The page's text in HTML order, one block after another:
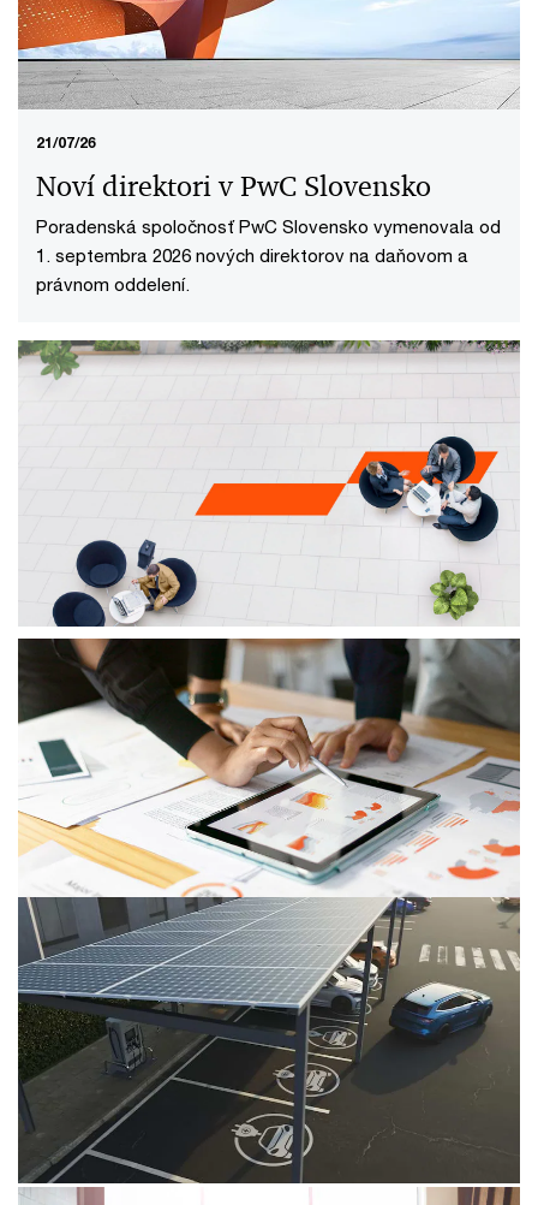
dynamický rast, budú však potrebné zásadné
štrukturálne zmeny.
21/07/26
Noví direktori v PwC Slovensko
Poradenská spoločnosť PwC Slovensko vymenovala od
1. septembra 2026 nových direktorov na daňovom a
právnom oddelení.
01/07/26
1. júla 2026 nastupuje do funkcie
nová generálna riaditeľka a
regionálne vedenie pre PwC CEE
Agnieszka Gajewska sa 1. júla 2026 ujíma funkcie CEO
PwC pre strednú a východnú Európu.
17/06/26
Umelá inteligencia mení trh práce
Umelá inteligencia rýchlo mení profil zručností, ktoré
zamestnávatelia najviac požadujú od zamestnancov.